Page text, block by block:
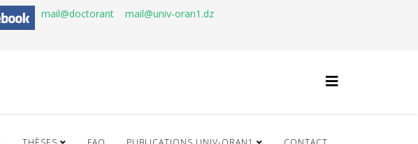
mail@doctorant mail@univ-oran1.dz